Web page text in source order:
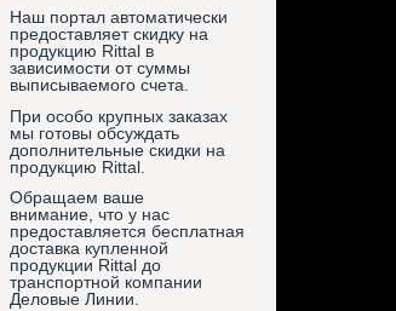
Наш портал автоматически
предоставляет скидку на
продукцию Rittal в
зависимости от суммы
выписываемого счета.
При особо крупных заказах
мы готовы обсуждать
дополнительные скидки на
продукцию Rittal.
Обращаем ваше
внимание, что у нас
предоставляется бесплатная
доставка купленной
продукции Rittal до
транспортной компании
Деловые Линии.